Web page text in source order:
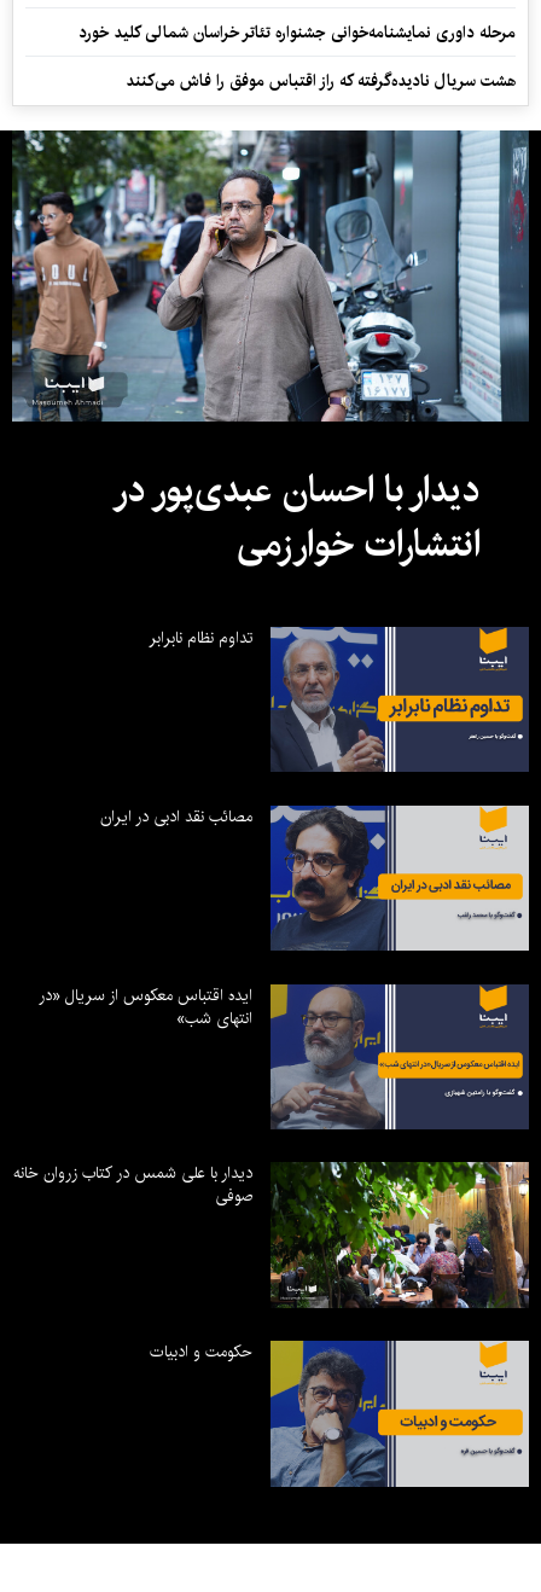
مرحله داوری نمایشنامه‌خوانی جشنواره تئاتر خراسان شمالی کلید خورد
هشت سریال نادیده‌گرفته که راز اقتباس موفق را فاش می‌کنند
دیدار با احسان عبدی‌پور در
انتشارات خوارزمی
تداوم نظام نابرابر
مصائب نقد ادبی در ایران
ایده اقتباس معکوس از سریال «در
انتهای شب»
دیدار با علی شمس در کتاب زروان خانه
صوفی
حکومت و ادبیات